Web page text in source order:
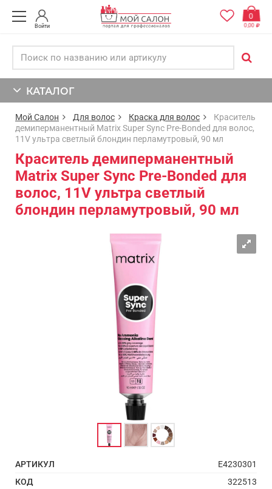
Войти
0
0,00
КАТАЛОГ
Мой Салон Для волос Краска для волос
Краситель
демиперманентный Matrix Super Sync Pre-Bonded для волос,
11V ультра светлый блондин перламутровый, 90 мл
Краситель демиперманентный
Matrix Super Sync Pre-Bonded для
волос, 11V ультра светлый
блондин перламутровый, 90 мл
АРТИКУЛ
E4230301
КОД
322513